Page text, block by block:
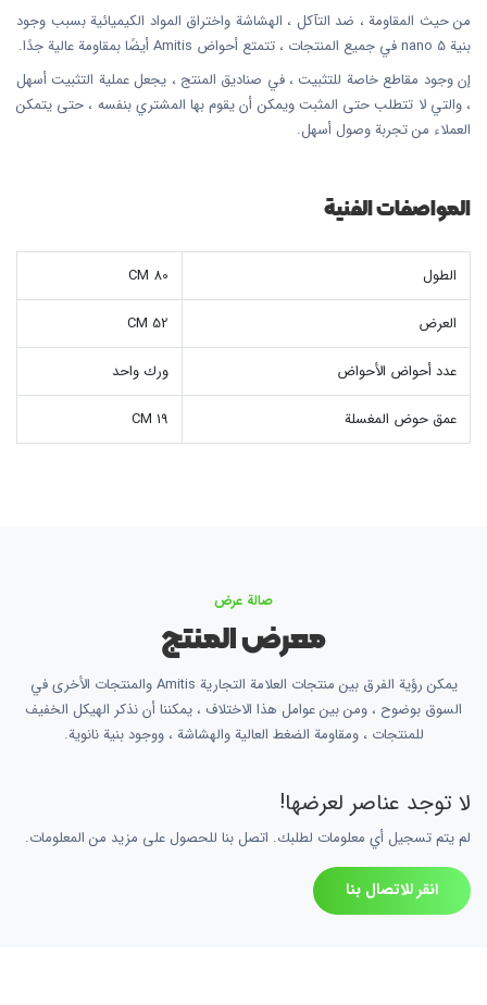
من حيث المقاومة ، ضد التآكل ، الهشاشة واختراق المواد الكيميائية بسبب وجود
بنية nano 5 في جميع المنتجات ، تتمتع أحواض Amitis أيضًا بمقاومة عالية جدًا.
إن وجود مقاطع خاصة للتثبيت ، في صناديق المنتج ، يجعل عملية التثبيت أسهل
، والتي لا تتطلب حتى المثبت ويمكن أن يقوم بها المشتري بنفسه ، حتى يتمكن
العملاء من تجربة وصول أسهل.
المواصفات الفنية
الطول 80 CM
العرض 52 CM
عدد أحواض الأحواض ورك واحد
عمق حوض المغسلة 19 CM
صالة عرض
معرض المنتج
يمكن رؤية الفرق بين منتجات العلامة التجارية Amitis والمنتجات الأخرى في
السوق بوضوح ، ومن بين عوامل هذا الاختلاف ، يمكننا أن نذكر الهيكل الخفيف
للمنتجات ، ومقاومة الضغط العالية والهشاشة ، ووجود بنية نانوية.
لا توجد عناصر لعرضها!
لم يتم تسجيل أي معلومات لطلبك. اتصل بنا للحصول على مزيد من المعلومات.
انقر للاتصال بنا